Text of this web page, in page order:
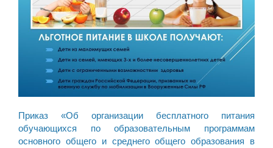
Приказ «Об организации бесплатного питания
обучающихся по образовательным программам
основного общего и среднего общего образования в